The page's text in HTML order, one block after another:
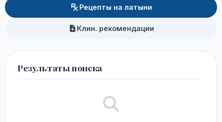
Рецепты на латыни
Клин. рекомендации
Результаты поиска